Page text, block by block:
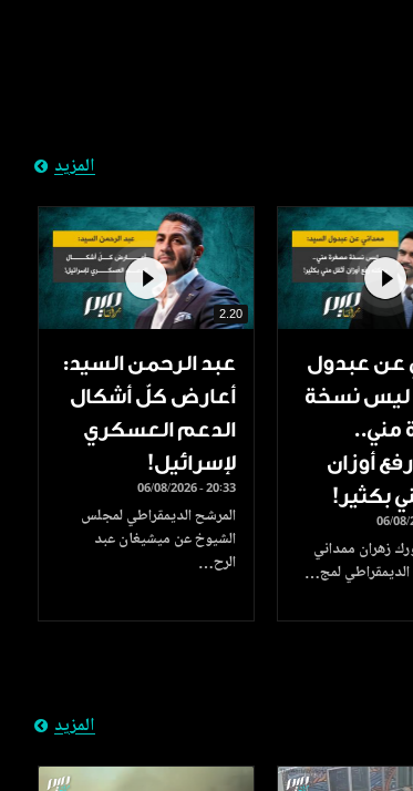
المزيد
عن عبدول
ليس نسخة
مني..
أوزان
بكثير!
06/08/
زهران ممداني
لمج…
2.20
عبد الرحمن السيد:
أعارض كلّ أشكال
الدعم العسكري
لإسرائيل!
06/08/2026 - 20:33
المرشح الديمقراطي لمجلس
الشيوخ عن ميشيغان عبد
الرح…
المزيد